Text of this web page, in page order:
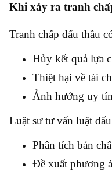
Khi xảy ra tranh
Tranh chấp đấu thầu
Hủy kết quả lựa
Thiệt hại về tài
Ảnh hưởng uy
Luật sư tư vấn luật
Phân tích bản
Đề xuất phương